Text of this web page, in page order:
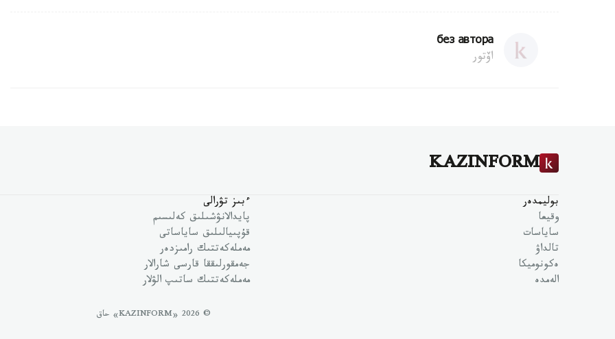
без автора
اۆتور
KAZINFORM
بوليمدەر
وقيعا
ساياسات
تالداۋ
ەكونوميكا
الەمدە
ءبىز تۋرالى
پايدالانۋشىلىق كەلىسىم
قۇپىيالىلىق ساياساتى
مەملەكەتتىك رامىزدەر
جەمقورلىققا قارسى شارالار
مەملەكەتتىك ساتىپ الۋلار
© 2026 «KAZINFORM» حاق